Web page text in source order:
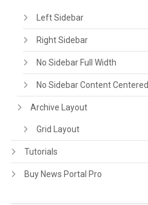
Left Sidebar
Right Sidebar
No Sidebar Full Width
No Sidebar Content Centered
Archive Layout
Grid Layout
Tutorials
Buy News Portal Pro